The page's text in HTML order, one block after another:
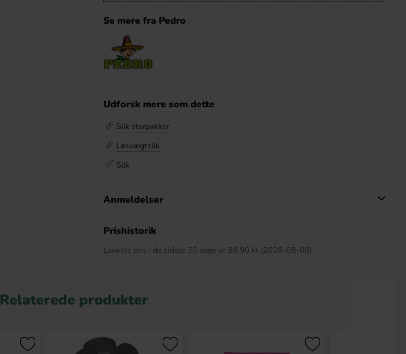
Se mere fra Pedro
Udforsk mere som dette
Slik storpakker
Løsvægtslik
Slik
Anmeldelser
Prishistorik
Laveste pris i de sidste 30 dage er 89.90 kr (2026-08-08)
Relaterede produkter